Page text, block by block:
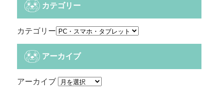
カテゴリー
カテゴリー
アーカイブ
アーカイブ